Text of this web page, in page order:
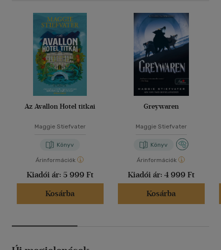
Az Avallon Hotel titkai
Maggie Stiefvater
Könyv
Árinformációk
Kiadói ár: 5 999 Ft
Kosárba
Greywaren
Maggie Stiefvater
Könyv
Árinformációk
Kiadói ár: 4 999 Ft
Kosárba